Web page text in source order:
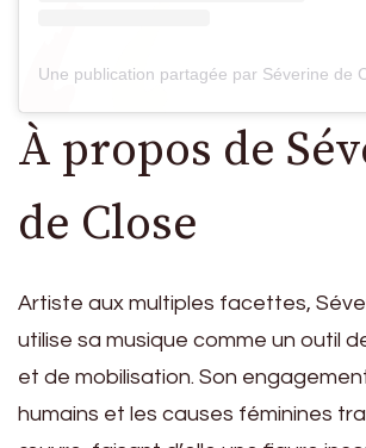
À propos de
de Close
Artiste aux multiples facettes,
utilise sa musique comme un outil
et de mobilisation. Son
humains et les causes féminines